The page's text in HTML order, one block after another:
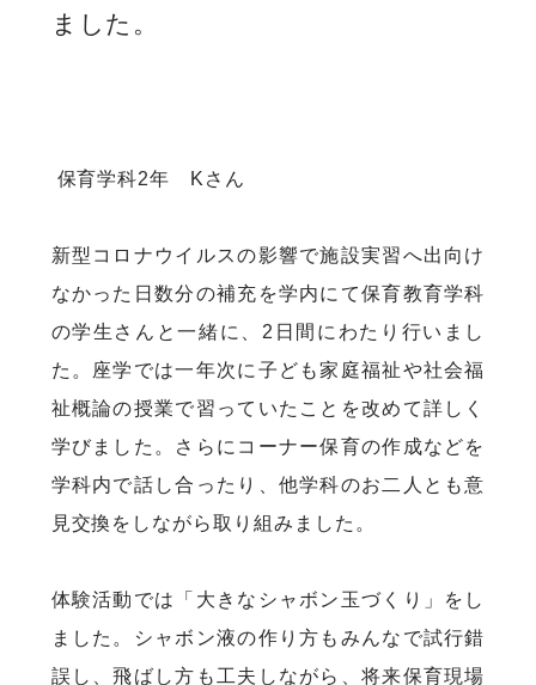
ました。
保育学科2年 Kさん
新型コロナウイルスの影響で施設実習へ出向け
なかった日数分の補充を学内にて保育教育学科
の学生さんと一緒に、2日間にわたり行いまし
た。座学では一年次に子ども家庭福祉や社会福
祉概論の授業で習っていたことを改めて詳しく
学びました。さらにコーナー保育の作成などを
学科内で話し合ったり、他学科のお二人とも意
見交換をしながら取り組みました。
体験活動では「大きなシャボン玉づくり」をし
ました。シャボン液の作り方もみんなで試行錯
誤し、飛ばし方も工夫しながら、将来保育現場